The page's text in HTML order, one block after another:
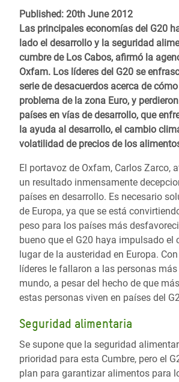
Published: 20th June 2012
Las principales economías del G20
lado el desarrollo y la seguridad
cumbre de Los Cabos, afirmó la
Oxfam. Los líderes del G20 se
serie de desacuerdos acerca de
problema de la zona Euro, y
países en vías de desarrollo, que
la ayuda al desarrollo, el cambio
volatilidad de precios de los
El portavoz de Oxfam, Carlos Zarco,
un resultado inmensamente
países en desarrollo. Es necesario
de Europa, ya que se está
peso para los países más
bueno que el G20 haya impulsado el
lugar de la austeridad en Europa.
líderes le fallaron a las personas más
mundo, a pesar del hecho de que
estas personas viven en países del
Seguridad alimentaria
Se supone que la seguridad
prioridad para esta Cumbre, pero el
plan para garantizar alimentos para